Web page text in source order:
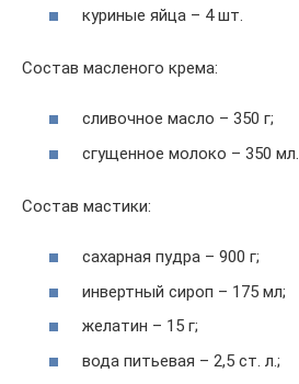
куриные яйца – 4 шт.
Состав масленого крема:
сливочное масло – 350 г;
сгущенное молоко – 350 мл.
Состав мастики:
сахарная пудра – 900 г;
инвертный сироп – 175 мл;
желатин – 15 г;
вода питьевая – 2,5 ст. л.;